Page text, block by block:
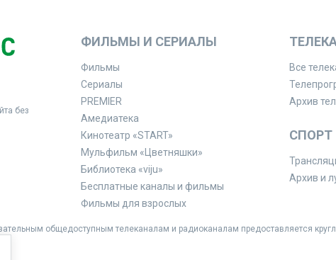
без
ФИЛЬМЫ И СЕРИАЛЫ
Фильмы
Сериалы
PREMIER
Амедиатека
Кинотеатр «START»
Мульфильм «Цветняшки»
Библиотека «viju»
Бесплатные каналы и фильмы
Фильмы для взрослых
Все
Архив
СПОРТ
Архив и
общедоступным телеканалам и радиоканалам предоставляется